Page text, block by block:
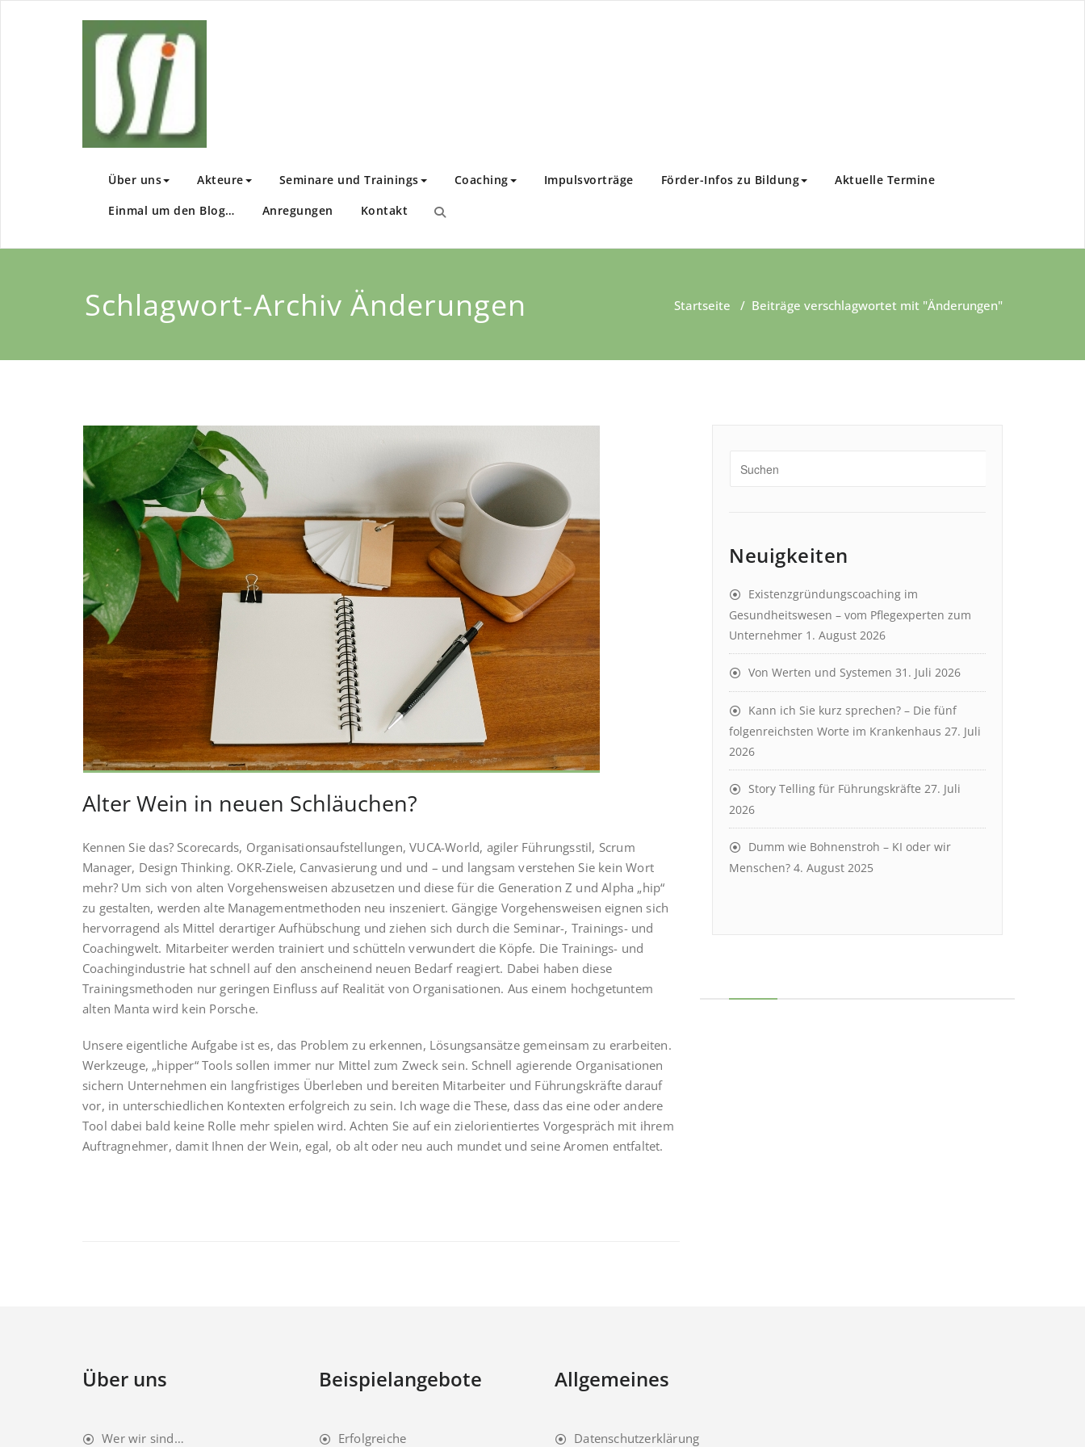
Über uns Akteure Seminare und Trainings Coaching Impulsvorträge Förder-Infos zu Bildung
Aktuelle Termine
Einmal um den Blog…
Anregungen Kontakt
Schlagwort-Archiv Änderungen Startseite / Beiträge verschlagwortet mit "Änderungen"
Alter Wein in neuen Schläuchen?
Kennen Sie das? Scorecards, Organisationsaufstellungen, VUCA-World, agiler Führungsstil, Scrum
Manager, Design Thinking. OKR-Ziele, Canvasierung und und – und langsam verstehen Sie kein Wort
mehr? Um sich von alten Vorgehensweisen abzusetzen und diese für die Generation Z und Alpha „hip“
zu gestalten, werden alte Managementmethoden neu inszeniert. Gängige Vorgehensweisen eignen sich
hervorragend als Mittel derartiger Aufhübschung und ziehen sich durch die Seminar-, Trainings- und
Coachingwelt. Mitarbeiter werden trainiert und schütteln verwundert die Köpfe. Die Trainings- und
Coachingindustrie hat schnell auf den anscheinend neuen Bedarf reagiert. Dabei haben diese
Trainingsmethoden nur geringen Einfluss auf Realität von Organisationen. Aus einem hochgetuntem
alten Manta wird kein Porsche.
Unsere eigentliche Aufgabe ist es, das Problem zu erkennen, Lösungsansätze gemeinsam zu erarbeiten.
Werkzeuge, „hipper“ Tools sollen immer nur Mittel zum Zweck sein. Schnell agierende Organisationen
sichern Unternehmen ein langfristiges Überleben und bereiten Mitarbeiter und Führungskräfte darauf
vor, in unterschiedlichen Kontexten erfolgreich zu sein. Ich wage die These, dass das eine oder andere
Tool dabei bald keine Rolle mehr spielen wird. Achten Sie auf ein zielorientiertes Vorgespräch mit ihrem
Auftragnehmer, damit Ihnen der Wein, egal, ob alt oder neu auch mundet und seine Aromen entfaltet.
Neuigkeiten
Existenzgründungscoaching im
Gesundheitswesen – vom Pflegexperten zum
Unternehmer 1. August 2026
Von Werten und Systemen 31. Juli 2026
Kann ich Sie kurz sprechen? – Die fünf
folgenreichsten Worte im Krankenhaus 27. Juli
2026
Story Telling für Führungskräfte 27. Juli
2026
Dumm wie Bohnenstroh – KI oder wir
Menschen? 4. August 2025
Über uns
Wer wir sind…
Beispielangebote
Erfolgreiche
Allgemeines
Datenschutzerklärung